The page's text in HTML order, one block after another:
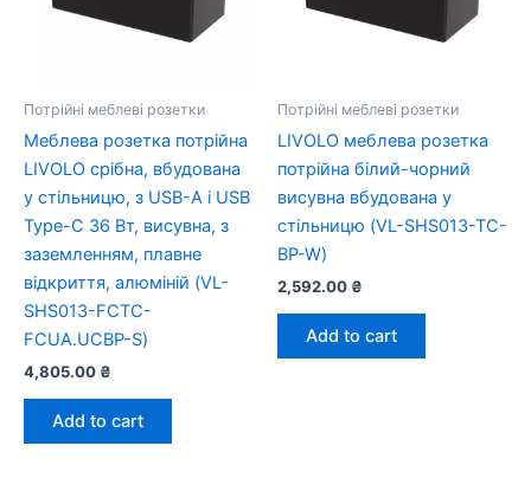
Потрійні меблеві розетки
Меблева розетка потрійна
LIVOLO срібна, вбудована
у стільницю, з USB-A і USB
Type-C 36 Вт, висувна, з
заземленням, плавне
відкриття, алюміній (VL-
SHS013-FCTC-
FCUA.UCBP-S)
4,805.00 ₴
Add to cart
Потрійні меблеві розетки
LIVOLO меблева розетка
потрійна білий-чорний
висувна вбудована у
стільницю (VL-SHS013-TC-
BP-W)
2,592.00 ₴
Add to cart